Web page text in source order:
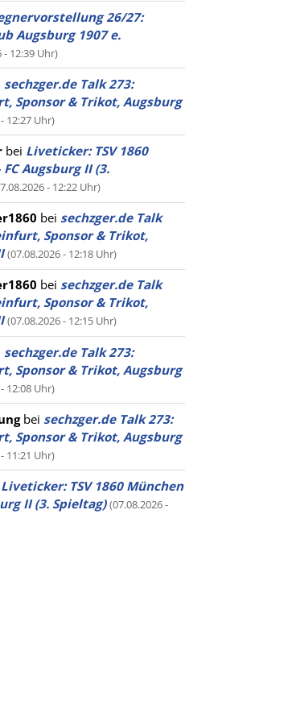
26/27:
Augsburg 1907 e.
- 12:39 Uhr)
sechzger.de Talk 273:
Sponsor & Trikot, Augsburg
12:27 Uhr)
bei Liveticker: TSV 1860
Augsburg II (3.
- 12:22 Uhr)
bei sechzger.de Talk
Sponsor & Trikot,
(07.08.2026 - 12:18 Uhr)
bei sechzger.de Talk
Sponsor & Trikot,
(07.08.2026 - 12:15 Uhr)
sechzger.de Talk 273:
Sponsor & Trikot, Augsburg
12:08 Uhr)
bei sechzger.de Talk 273:
Sponsor & Trikot, Augsburg
11:21 Uhr)
Liveticker: TSV 1860 München
II (3. Spieltag) (07.08.2026 -